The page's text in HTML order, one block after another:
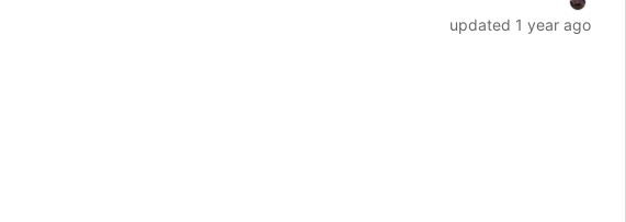
updated 1 year ago